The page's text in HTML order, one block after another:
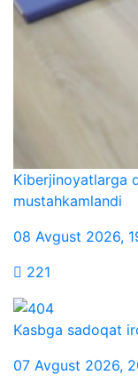
Kiberjinoyatlarga
mustahkamlandi
08 Avgust 2026,
221
Kasbga sadoqat
07 Avgust 2026,